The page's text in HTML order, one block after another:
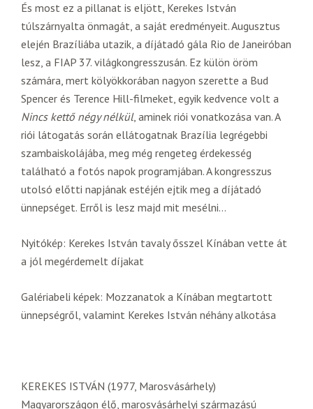
És most ez a pillanat is eljött, Kerekes István
túlszárnyalta önmagát, a saját eredményeit. Augusztus
elején Brazíliába utazik, a díjátadó gála Rio de Janeiróban
lesz, a FIAP 37. világkongresszusán. Ez külön öröm
számára, mert kölyökkorában nagyon szerette a Bud
Spencer és Terence Hill-filmeket, egyik kedvence volt a
Nincs kettő négy nélkül, aminek riói vonatkozása van. A
riói látogatás során ellátogatnak Brazília legrégebbi
szambaiskolájába, meg még rengeteg érdekesség
található a fotós napok programjában. A kongresszus
utolsó előtti napjának estéjén ejtik meg a díjátadó
ünnepséget. Erről is lesz majd mit mesélni…
Nyitókép: Kerekes István tavaly ősszel Kínában vette át
a jól megérdemelt díjakat
Galériabeli képek: Mozzanatok a Kínában megtartott
ünnepségről, valamint Kerekes István néhány alkotása
KEREKES ISTVÁN (1977, Marosvásárhely)
Magyarországon élő, marosvásárhelyi származású